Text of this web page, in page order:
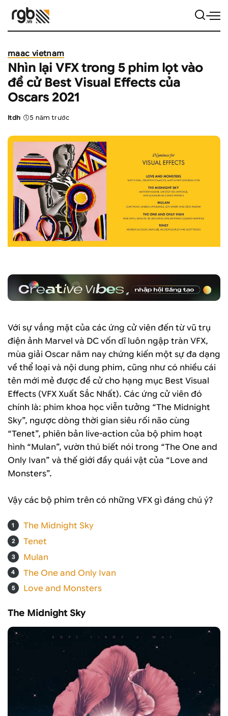
maac vietnam
Nhìn lại VFX trong 5 phim lọt vào
đề cử Best Visual Effects của
Oscars 2021
Posted
ltdh 5 năm trước
Với sự vắng mặt của các ứng cử viên đến từ vũ trụ
điện ảnh Marvel và DC vốn dĩ luôn ngập tràn VFX,
mùa giải Oscar năm nay chứng kiến một sự đa dạng
về thể loại và nội dung phim, cũng như có nhiều cái
tên mới mẻ được đề cử cho hạng mục Best Visual
Effects (VFX Xuất Sắc Nhất). Các ứng cử viên đó
chính là: phim khoa học viễn tưởng “The Midnight
Sky”, ngược dòng thời gian siêu rối não cùng
“Tenet”, phiên bản live-action của bộ phim hoạt
hình “Mulan”, vườn thú biết nói trong “The One and
Only Ivan” và thế giới đầy quái vật của “Love and
Monsters”.
Vậy các bộ phim trên có những VFX gì đáng chú ý?
The Midnight Sky
Tenet
Mulan
The One and Only Ivan
Love and Monsters
The Midnight Sky